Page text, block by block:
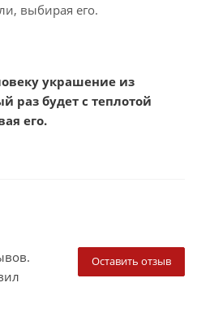
выбирая его.
украшение из
раз будет с теплотой
его.
Оставить отзыв